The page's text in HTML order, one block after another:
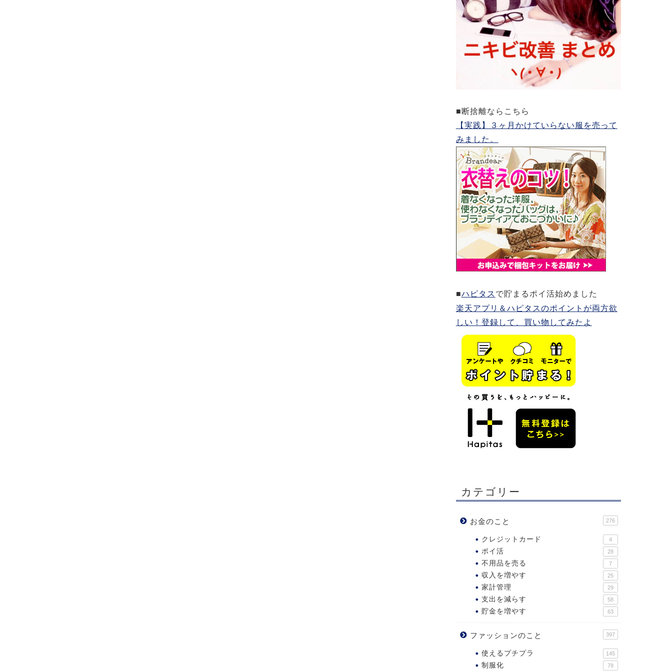
■断捨離ならこちら
【実践】３ヶ月かけていらない服を売って
みました。
■ハピタス で貯まるポイ活始めました
楽天アプリ＆ハピタスのポイントが両方欲
しい！登録して、買い物してみたよ
カテゴリー
お金のこと 276
クレジットカード 4
ポイ活 28
不用品を売る 7
収入を増やす 25
家計管理 29
支出を減らす 58
貯金を増やす 63
ファッションのこと 397
使えるプチプラ 145
制服化 78